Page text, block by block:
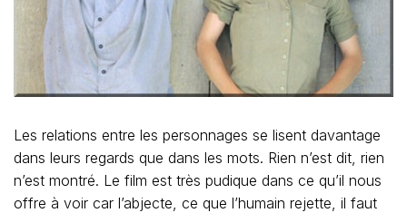
Les relations entre les personnages se lisent davantage
dans leurs regards que dans les mots. Rien n’est dit, rien
n’est montré. Le film est très pudique dans ce qu’il nous
offre à voir car l’abjecte, ce que l’humain rejette, il faut